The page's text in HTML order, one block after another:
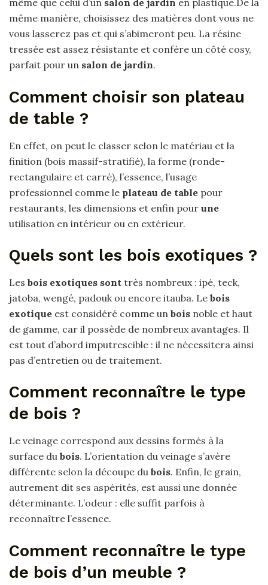
même que celui d’un salon de jardin en plastique.De la
même manière, choisissez des matières dont vous ne
vous lasserez pas et qui s’abimeront peu. La résine
tressée est assez résistante et confère un côté cosy,
parfait pour un salon de jardin.
Comment choisir son plateau
de table ?
En effet, on peut le classer selon le matériau et la
finition (bois massif-stratifié), la forme (ronde-
rectangulaire et carré), l’essence, l’usage
professionnel comme le plateau de table pour
restaurants, les dimensions et enfin pour une
utilisation en intérieur ou en extérieur.
Quels sont les bois exotiques ?
Les bois exotiques sont très nombreux : ipé, teck,
jatoba, wengé, padouk ou encore itauba. Le bois
exotique est considéré comme un bois noble et haut
de gamme, car il possède de nombreux avantages. Il
est tout d’abord imputrescible : il ne nécessitera ainsi
pas d’entretien ou de traitement.
Comment reconnaître le type
de bois ?
Le veinage correspond aux dessins formés à la
surface du bois. L’orientation du veinage s’avère
différente selon la découpe du bois. Enfin, le grain,
autrement dit ses aspérités, est aussi une donnée
déterminante. L’odeur : elle suffit parfois à
reconnaître l’essence.
Comment reconnaître le type
de bois d’un meuble ?